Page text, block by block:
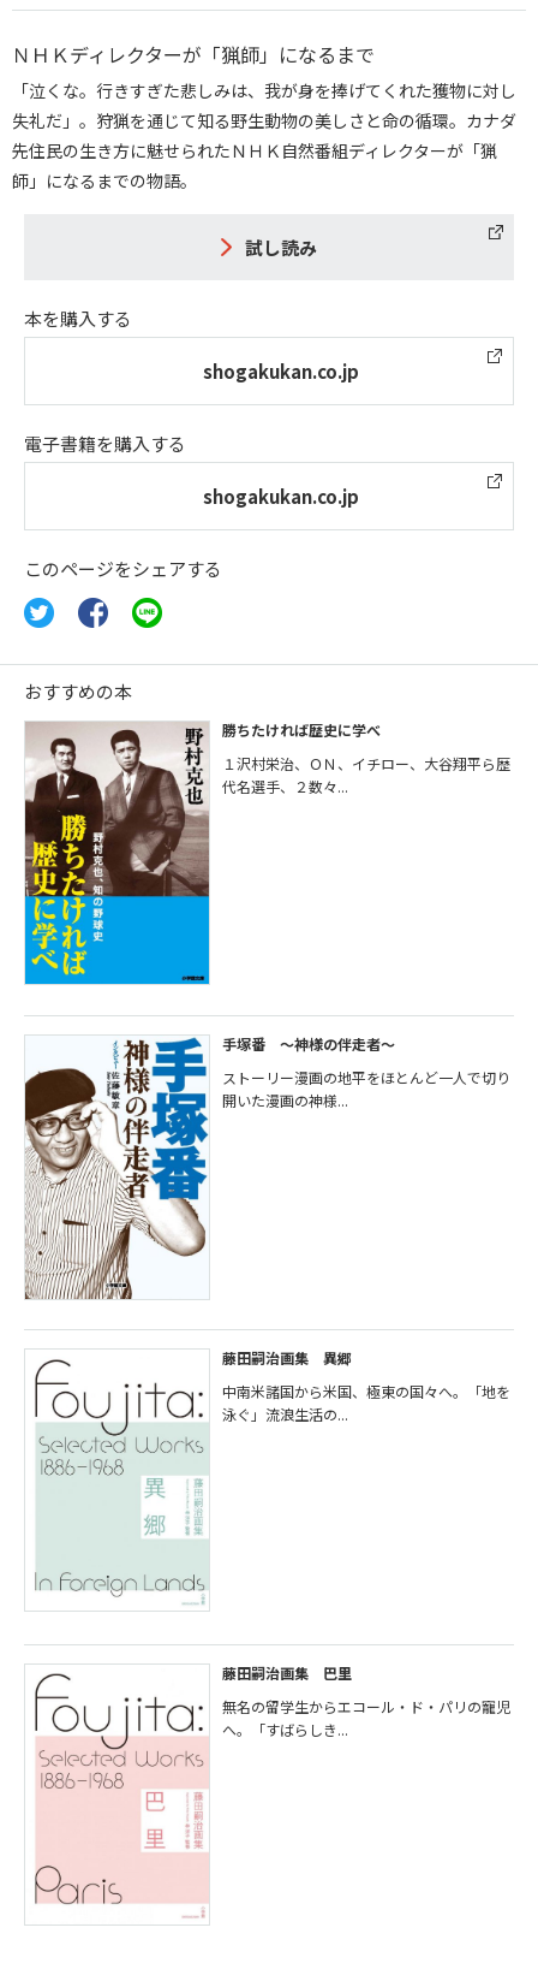
ＮＨＫディレクターが「猟師」になるまで
「泣くな。行きすぎた悲しみは、我が身を捧げてくれた獲物に対し
失礼だ」。狩猟を通じて知る野生動物の美しさと命の循環。カナダ
先住民の生き方に魅せられたＮＨＫ自然番組ディレクターが「猟
師」になるまでの物語。
試し読み
本を購入する
shogakukan.co.jp
電子書籍を購入する
shogakukan.co.jp
このページをシェアする
おすすめの本
勝ちたければ歴史に学べ
１沢村栄治、ＯＮ、イチロー、大谷翔平ら歴
代名選手、２数々...
手塚番 ～神様の伴走者～
ストーリー漫画の地平をほとんど一人で切り
開いた漫画の神様...
藤田嗣治画集 異郷
中南米諸国から米国、極東の国々へ。「地を
泳ぐ」流浪生活の...
藤田嗣治画集 巴里
無名の留学生からエコール・ド・パリの寵児
へ。「すばらしき...